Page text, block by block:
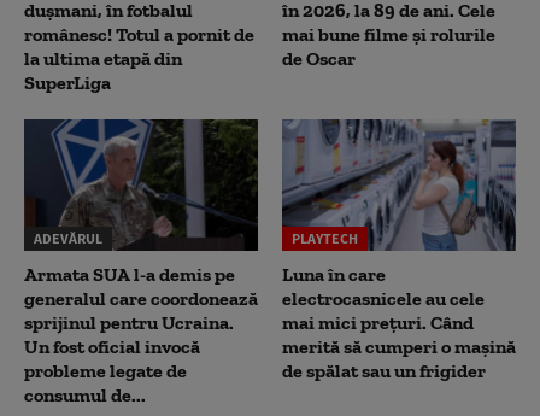
dușmani, în fotbalul
românesc! Totul a pornit de
la ultima etapă din
SuperLiga
în 2026, la 89 de ani. Cele
mai bune filme și rolurile
de Oscar
ADEVĂRUL
Armata SUA l-a demis pe
generalul care coordonează
sprijinul pentru Ucraina.
Un fost oficial invocă
probleme legate de
consumul de...
PLAYTECH
Luna în care
electrocasnicele au cele
mai mici prețuri. Când
merită să cumperi o mașină
de spălat sau un frigider